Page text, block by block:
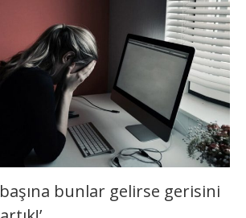
başına bunlar gelirse gerisini